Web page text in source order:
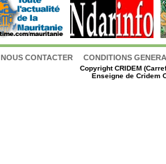
NOUS CONTACTER CONDITIONS
CopyrightCRIDEM
Enseigne de Cridem